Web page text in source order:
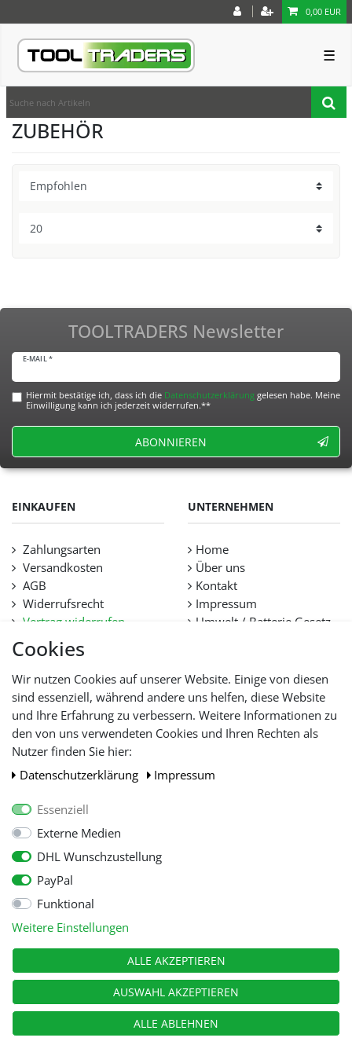
Cookies
Wir nutzen Cookies auf unserer Website. Einige von diesen
sind essenziell, während andere uns helfen, diese Website
und Ihre Erfahrung zu verbessern. Weitere Informationen zu
den von uns verwendeten Cookies und Ihren Rechten als
Nutzer finden Sie hier:
Daten­schutz­erklärung
Impressum
Essenziell
Externe Medien
DHL Wunschzustellung
PayPal
Funktional
Weitere Einstellungen
ALLE AKZEPTIEREN
AUSWAHL AKZEPTIEREN
ALLE ABLEHNEN
0,00 EUR
☰
ZUBEHÖR
TOOLTRADERS Newsletter
E-MAIL *
Hiermit bestätige ich, dass ich die Daten­schutz­erklärunggelesen habe. Meine
Einwilligung kann ich jederzeit widerrufen.**
ABONNIEREN
EINKAUFEN
Zahlungsarten
Versandkosten
AGB
Widerrufsrecht
Vertrag widerrufen
Datenschutz
Hilfe
Lieferfristen und
Lieferbeschränkung
UNTERNEHMEN
Home
Über uns
Kontakt
Impressum
Umwelt / Batterie Gesetz
WIR AKZEPTIEREN
© Copyright 2026 Tooltraders GmbH. Alle Rechte vorbehalten